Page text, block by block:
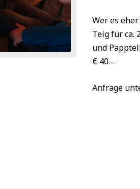
Wer es
Teig für ca.
und
€ 40.-.
Anfrage